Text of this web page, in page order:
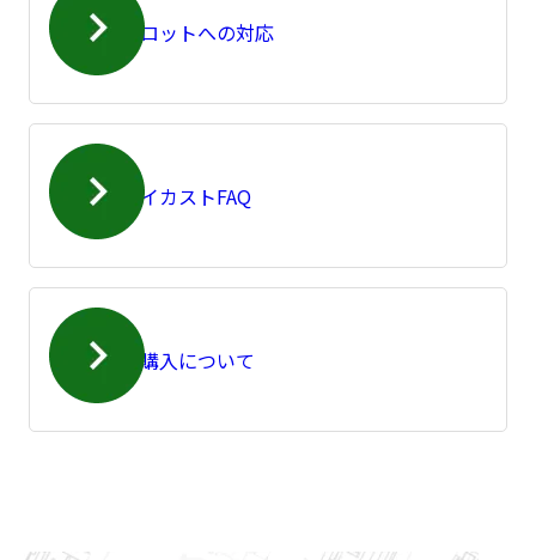
小ロットへの対応
ダイカストFAQ
ご購入について